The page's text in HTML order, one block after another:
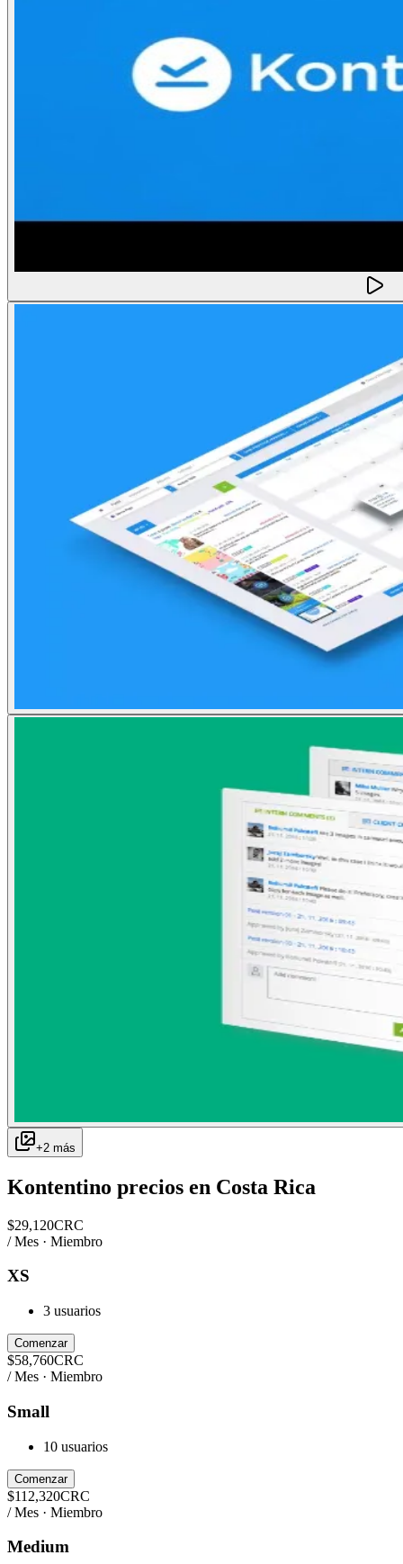
+2 más
Kontentino precios en Costa Rica
$29,120CRC
/ Mes · Miembro
XS
3 usuarios
Comenzar
$58,760CRC
/ Mes · Miembro
Small
10 usuarios
Comenzar
$112,320CRC
/ Mes · Miembro
Medium